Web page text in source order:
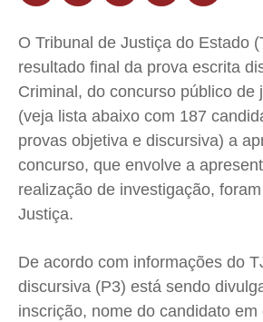
Política
Socioeconômicas
TV Século
Justiça
Saúde
Cidades
Direitos
Política
Socioeconômicas
TV Século
Justiça
Saúde
Cidades
Direitos
Política
Socioeconômicas
TV Século
Justiça
Saúde
Cidades
Direitos
Política
Socioeconômicas
TV Século
Justiça
Saúde
Cidades
Direitos
O Tribunal de Justiça do Estado
resultado final da prova escrita
Criminal, do concurso público
(veja lista abaixo com 187
provas objetiva e discursiva) a
concurso, que envolve a
realização de investigação,
Justiça.
De acordo com informações do
discursiva (P3) está sendo
inscrição, nome do candidato